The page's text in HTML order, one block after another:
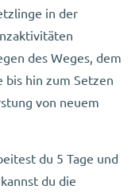
in der
des Weges, dem
bis hin zum Setzen
von neuem
du 5 Tage und
du die